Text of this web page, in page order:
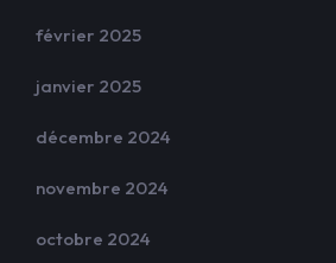
février 2025
janvier 2025
décembre 2024
novembre 2024
octobre 2024